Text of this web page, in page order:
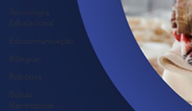
Tecnologia
Educacional
Educomunicação
Bilíngue
Robótica
Bolsas
filantrópicas